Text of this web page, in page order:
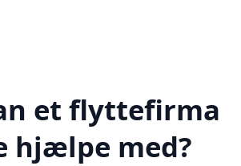
et flyttefirma
hjælpe med?